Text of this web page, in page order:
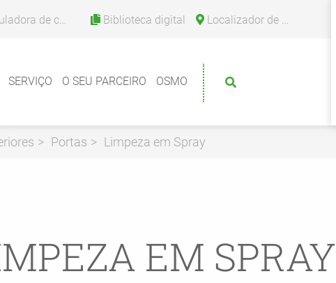
de consumo Biblioteca digital Localizador de distribuidores
SERVIÇO O SEU PARCEIRO OSMO
Portas Limpeza em Spray
EM SPRAY